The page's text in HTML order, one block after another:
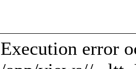
Execution error